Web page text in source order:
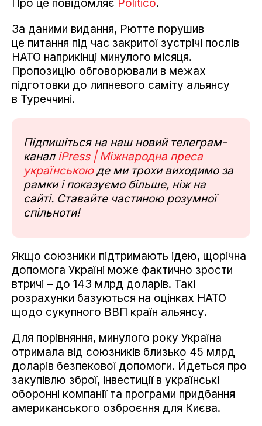
Про це повідомляє Politico.
За даними видання, Рютте порушив
це питання під час закритої зустрічі послів
НАТО наприкінці минулого місяця.
Пропозицію обговорювали в межах
підготовки до липневого саміту альянсу
в Туреччині.
Підпишіться на наш новий телеграм-
канал iPress | Міжнародна преса
українськоюде ми трохи виходимо за
рамки і показуємо більше, ніж на
сайті. Ставайте частиною розумної
спільноти!
Якщо союзники підтримають ідею, щорічна
допомога Україні може фактично зрости
втричі – до 143 млрд доларів. Такі
розрахунки базуються на оцінках НАТО
щодо сукупного ВВП країн альянсу.
Для порівняння, минулого року Україна
отримала від союзників близько 45 млрд
доларів безпекової допомоги. Йдеться про
закупівлю зброї, інвестиції в українські
оборонні компанії та програми придбання
американського озброєння для Києва.